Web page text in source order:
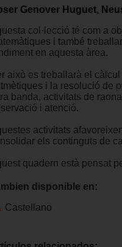
Genover Huguet,
col·lecció té com a
i també
en aquesta àrea.
això es treballarà el
i la resolució de
banda, activitats de
i atenció.
activitats
els continguts de
quadern està pensat
disponible en:
Castellano